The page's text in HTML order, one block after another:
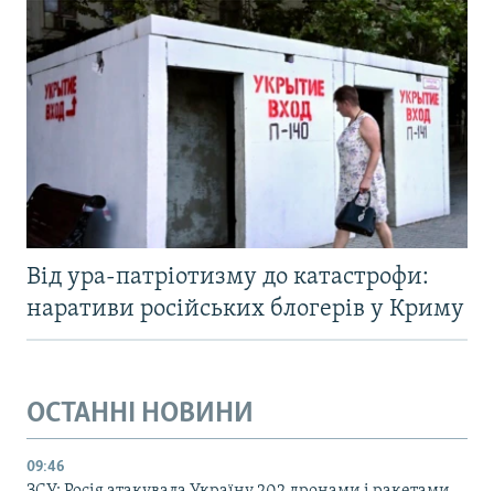
Від ура-патріотизму до катастрофи:
наративи російських блогерів у Криму
ОСТАННІ НОВИНИ
09:46